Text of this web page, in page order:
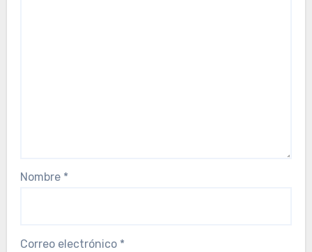
Nombre *
Correo electrónico *